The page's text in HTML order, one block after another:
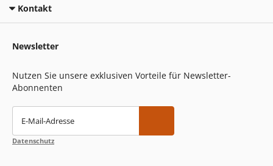
Kontakt
Newsletter
Nutzen Sie unsere exklusiven Vorteile für Newsletter-
Abonnenten
E-Mail-Adresse
Datenschutz